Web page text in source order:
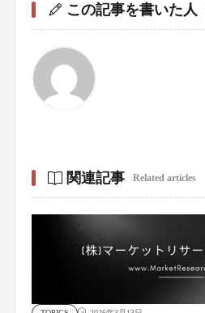
この記事を書いた人
関連記事 Related articles